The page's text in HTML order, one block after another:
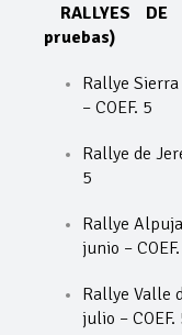
RALLYES DE
pruebas)
Rallye
– COEF. 5
Rallye de
5
Rallye
junio –
Rallye Valle
julio – COEF.